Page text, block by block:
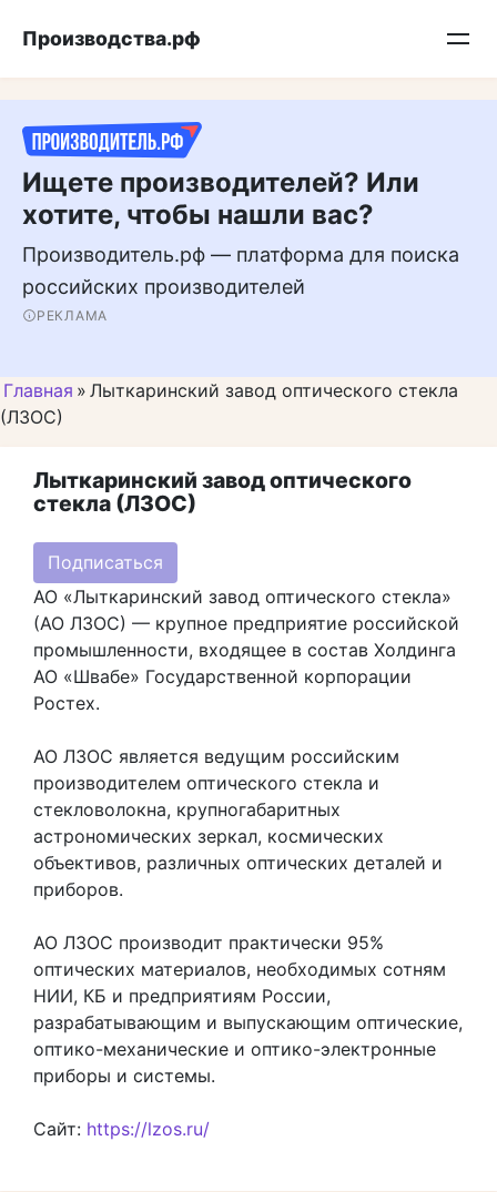
Подписывайтесь на нас в MAX
Производства.рф
Ищете производителей? Или
хотите, чтобы нашли вас?
Производитель.рф — платформа для поиска
российских производителей
РЕКЛАМА
Главная » Лыткаринский завод оптического стекла
(ЛЗОС)
Лыткаринский завод оптического
стекла (ЛЗОС)
Подписаться
АО «Лыткаринский завод оптического стекла»
(АО ЛЗОС) — крупное предприятие российской
промышленности, входящее в состав Холдинга
АО «Швабе» Государственной корпорации
Ростех.
АО ЛЗОС является ведущим российским
производителем оптического стекла и
стекловолокна, крупногабаритных
астрономических зеркал, космических
объективов, различных оптических деталей и
приборов.
АО ЛЗОС производит практически 95%
оптических материалов, необходимых сотням
НИИ, КБ и предприятиям России,
разрабатывающим и выпускающим оптические,
оптико-механические и оптико-электронные
приборы и системы.
Сайт: https://lzos.ru/